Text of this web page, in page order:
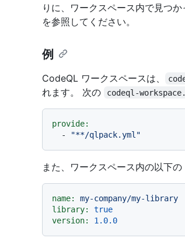
りに、ワークスペース内で見つ
を参照してください。
例
CodeQL ワークスペースは、
れます。 次の
codeql-
provide:
-
"**/qlpack.yml"
また、ワークスペース内の以下
name:
my-company/my-library
library:
true
version:
1.0.0